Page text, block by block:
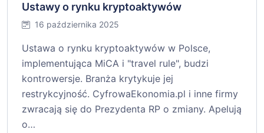
Ustawy o rynku kryptoaktywów
16 października 2025
Ustawa o rynku kryptoaktywów w Polsce,
implementująca MiCA i "travel rule", budzi
kontrowersje. Branża krytykuje jej
restrykcyjność. CyfrowaEkonomia.pl i inne firmy
zwracają się do Prezydenta RP o zmiany. Apelują
o…